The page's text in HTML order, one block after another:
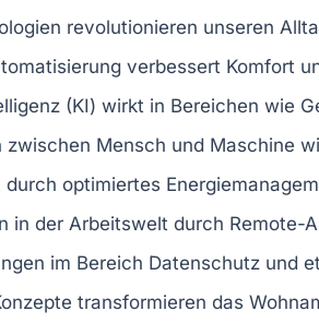
revolutionieren unseren
verbessert Komfort
(KI) wirkt in Bereichen wie
zwischen Mensch und Maschine
durch optimiertes
in der Arbeitswelt durch Remote-
im Bereich Datenschutz und
transformieren das